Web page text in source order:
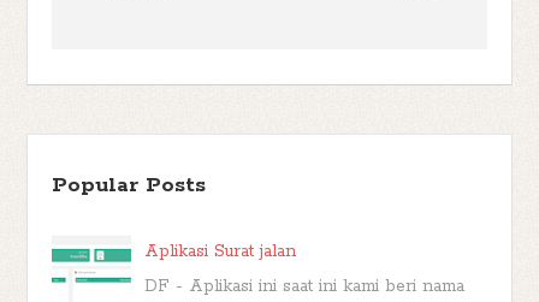
Popular Posts
Aplikasi Surat jalan
DF - Aplikasi ini saat ini kami beri nama